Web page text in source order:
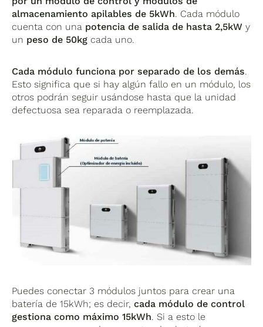
almacenamiento apilables de 5kWh. Cada módulo
cuenta con una potencia de salida de hasta 2,5kWy
un peso de 50kg cada uno.
Cada módulo funciona por separado de los demás.
Esto significa que si hay algún fallo en un módulo, los
otros podrán seguir usándose hasta que la unidad
defectuosa sea reparada o reemplazada.
Puedes conectar 3 módulos juntos para crear una
batería de 15kWh; es decir,cada módulo de control
gestiona como máximo 15kWh. Si a esto le